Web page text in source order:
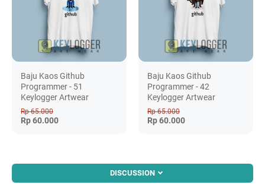
Baju Kaos Github
Programmer - 51
Keylogger Artwear
Rp 65.000
Rp 60.000
Baju Kaos Github
Programmer - 42
Keylogger Artwear
Rp 65.000
Rp 60.000
DISCUSSION